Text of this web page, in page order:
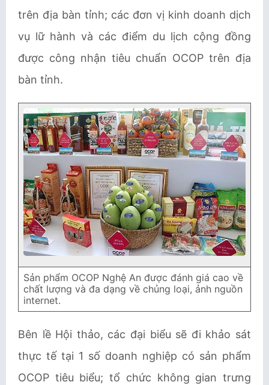
trên địa bàn tỉnh; các đơn vị kinh doanh dịch
vụ lữ hành và các điểm du lịch cộng đồng
được công nhận tiêu chuẩn OCOP trên địa
bàn tỉnh.
Sản phẩm OCOP Nghệ An được đánh giá cao về
chất lượng và đa dạng về chủng loại, ảnh nguồn
internet.
Bên lề Hội thảo, các đại biểu sẽ đi khảo sát
thực tế tại 1 số doanh nghiệp có sản phẩm
OCOP tiêu biểu; tổ chức không gian trưng